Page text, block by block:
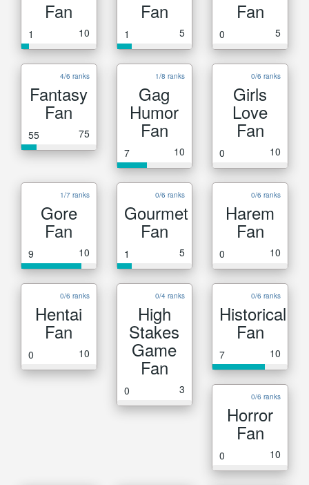
Fan
1 10
Fan
1 5
Fan
0 5
4/6 ranks
Fantasy
Fan
55 75
1/8 ranks
Gag
Humor
Fan
7 10
0/6 ranks
Girls
Love
Fan
0 10
1/7 ranks
Gore
Fan
9 10
0/6 ranks
Gourmet
Fan
1 5
0/6 ranks
Harem
Fan
0 10
0/6 ranks
Hentai
Fan
0 10
0/4 ranks
High
Stakes
Game
Fan
0 3
0/6 ranks
Historical
Fan
7 10
0/6 ranks
Horror
Fan
0 10